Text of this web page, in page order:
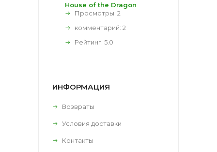
House of the Dragon
Просмотры: 2
комментарий: 2
Рейтинг: 5.0
ИНФОРМАЦИЯ
Возвраты
Условия доставки
Контакты